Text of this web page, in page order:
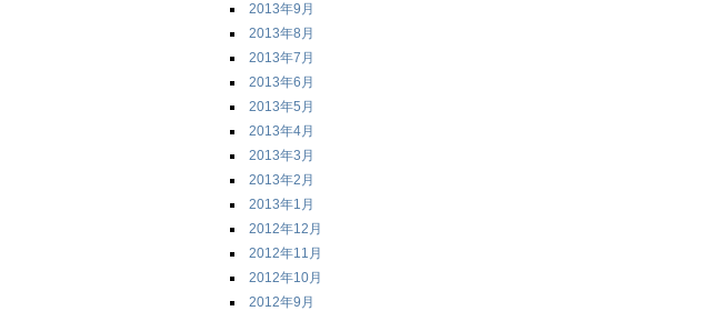
2013年9月
2013年8月
2013年7月
2013年6月
2013年5月
2013年4月
2013年3月
2013年2月
2013年1月
2012年12月
2012年11月
2012年10月
2012年9月